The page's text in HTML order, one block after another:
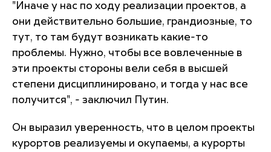
"Иначе у нас по ходу реализации проектов, а
они действительно большие, грандиозные, то
тут, то там будут возникать какие-то
проблемы. Нужно, чтобы все вовлеченные в
эти проекты стороны вели себя в высшей
степени дисциплинировано, и тогда у нас все
получится", - заключил Путин.
Он выразил уверенность, что в целом проекты
курортов реализуемы и окупаемы, а курорты